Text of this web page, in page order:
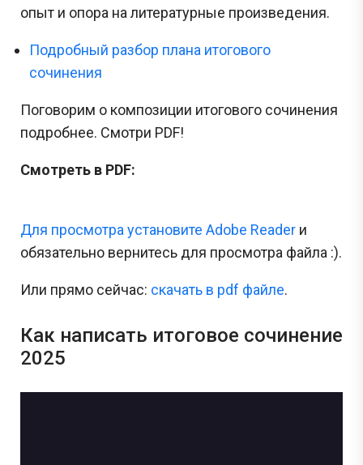
опыт и опора на литературные произведения.
Подробный разбор плана итогового
сочинения
Поговорим о композиции итогового сочинения
подробнее. Смотри PDF!
Смотреть в PDF:
Для просмотра установите Adobe Reader и
обязательно вернитесь для просмотра файла :).
Или прямо сейчас: cкачать в pdf файле.
Как написать итоговое сочинение
2025